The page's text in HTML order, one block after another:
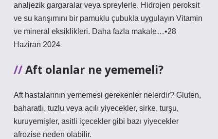
analjezik gargaralar veya spreylerle. Hidrojen peroksit
ve su karışımını bir pamuklu çubukla uygulayın Vitamin
ve mineral eksiklikleri. Daha fazla makale…•28
Haziran 2024
Aft olanlar ne yememeli?
Aft hastalarının yememesi gerekenler nelerdir? Gluten,
baharatlı, tuzlu veya acılı yiyecekler, sirke, turşu,
kuruyemişler, asitli içecekler gibi bazı yiyecekler
afrozise neden olabilir.